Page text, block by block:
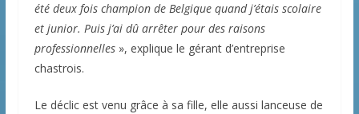
été deux fois champion de Belgique quand j’étais scolaire
et junior. Puis j’ai dû arrêter pour des raisons
professionnelles», explique le gérant d’entreprise
chastrois.
Le déclic est venu grâce à sa fille, elle aussi lanceuse de